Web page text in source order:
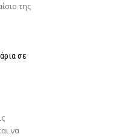
της
σε
να